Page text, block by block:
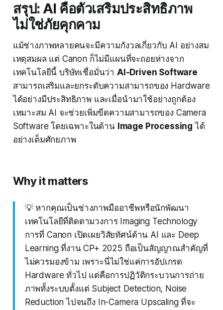
สรุป: AI คือตัวเสริมประสิทธิภาพ
ไม่ใช่ภัยคุกคาม
แม้ช่างภาพหลายคนจะมีความกังวลเกี่ยวกับ AI อย่างสม
เหตุสมผล แต่ Canon ก็ไม่มีแผนที่จะถอยห่างจาก
เทคโนโลยีนี้ บริษัทเชื่อมั่นว่า AI-Driven Software
สามารถเสริมและยกระดับความสามารถของ Hardware
ได้อย่างมีประสิทธิภาพ และเมื่อนำมาใช้อย่างถูกต้อง
เหมาะสม AI จะช่วยเพิ่มขีดความสามารถของ Camera
Software โดยเฉพาะในด้าน Image Processing ได้
อย่างเต็มศักยภาพ
Why it matters
💡 หากคุณเป็นช่างภาพมืออาชีพหรือนักพัฒนา
เทคโนโลยีที่ติดตามวงการ Imaging Technology
การที่ Canon เปิดเผยวิสัยทัศน์ด้าน AI และ Deep
Learning ที่งาน CP+ 2025 ถือเป็นสัญญาณสำคัญที่
ไม่ควรมองข้าม เพราะนี่ไม่ใช่แค่การอัปเกรด
Hardware ทั่วไป แต่คือการปฏิวัติกระบวนการถ่าย
ภาพทั้งระบบตั้งแต่ Subject Detection, Noise
Reduction ไปจนถึง In-Camera Upscaling ที่จะ